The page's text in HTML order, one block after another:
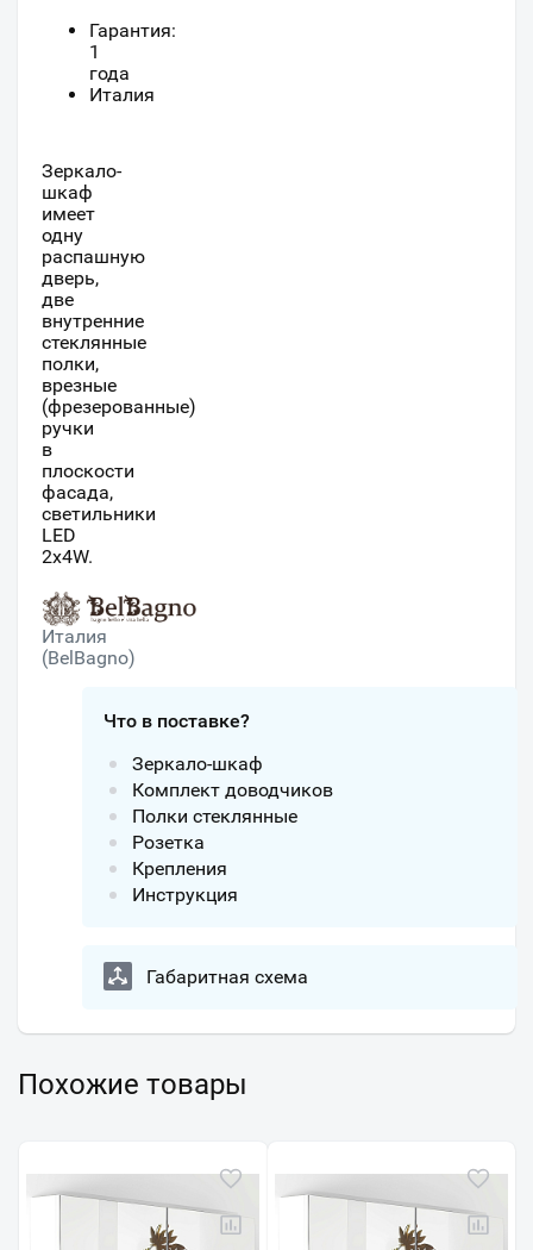
Гарантия:
1
года
Италия
Зеркало-
шкаф
имеет
одну
распашную
дверь,
две
внутренние
стеклянные
полки,
врезные
(фрезерованные)
ручки
в
плоскости
фасада,
светильники
LED
2x4W.
Италия
(BelBagno)
Что в поставке?
Зеркало-шкаф
Комплект доводчиков
Полки стеклянные
Розетка
Крепления
Инструкция
Габаритная схема
Похожие товары